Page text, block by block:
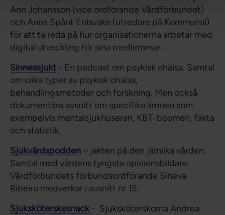
Ann Johansson (vice ordförande Vårdförbundet)
och Anna Spånt Enbuske (utredare på Kommunal)
för att ta reda på hur organisationerna arbetar med
digital utveckling för sina medlemmar.
Sinnessjukt - En podcast om psykisk ohälsa. Samtal
om olika typer av psykisk ohälsa,
behandlingsmetoder och forskning. Men också
dokumentära avsnitt om specifika ämnen som
exempelvis mentalsjukhuseran, KBT-boomen, fakta
och statistik.
Sjukvårdspodden– jakten på den jämlika vården.
Samtal med vårdens tyngsta opinionsbildare.
Vårdförbundets förbundsordförande Sineva
Ribeiro medverkar i avsnitt nr 15.
Sjuksköterskesnack- Sjuksköterskorna Andrea